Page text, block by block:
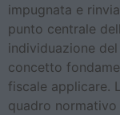
impugnata e
punto centrale
individuazione
concetto
fiscale applicare.
quadro normativo